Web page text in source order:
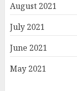
August 2021
July 2021
June 2021
May 2021